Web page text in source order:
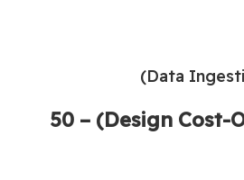
تصميم بنيات تحتية محسنة التكلفة (Design Cost-Optimized Architectures) – 50